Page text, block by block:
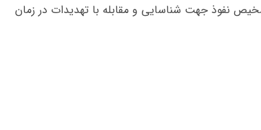
نفوذ جهت شناسایی و مقابله با تهدیدات در زمان